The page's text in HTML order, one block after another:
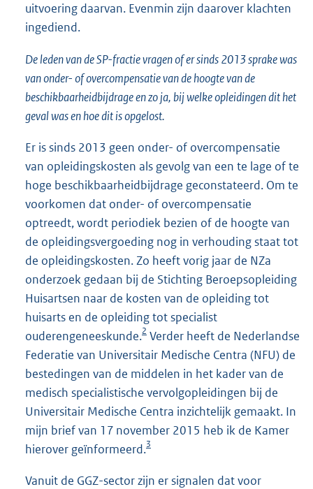
uitvoering daarvan. Evenmin zijn daarover klachten
ingediend.
De leden van de SP-fractie vragen of er sinds 2013 sprake was
van onder- of overcompensatie van de hoogte van de
beschikbaarheidbijdrage en zo ja, bij welke opleidingen dit het
geval was en hoe dit is opgelost.
Er is sinds 2013 geen onder- of overcompensatie
van opleidingskosten als gevolg van een te lage of te
hoge beschikbaarheidbijdrage geconstateerd. Om te
voorkomen dat onder- of overcompensatie
optreedt, wordt periodiek bezien of de hoogte van
de opleidingsvergoeding nog in verhouding staat tot
de opleidingskosten. Zo heeft vorig jaar de NZa
onderzoek gedaan bij de Stichting Beroepsopleiding
Huisartsen naar de kosten van de opleiding tot
huisarts en de opleiding tot specialist
ouderengeneeskunde.2 Verder heeft de Nederlandse
Federatie van Universitair Medische Centra (NFU) de
bestedingen van de middelen in het kader van de
medisch specialistische vervolgopleidingen bij de
Universitair Medische Centra inzichtelijk gemaakt. In
mijn brief van 17 november 2015 heb ik de Kamer
hierover geïnformeerd.3
Vanuit de GGZ-sector zijn er signalen dat voor